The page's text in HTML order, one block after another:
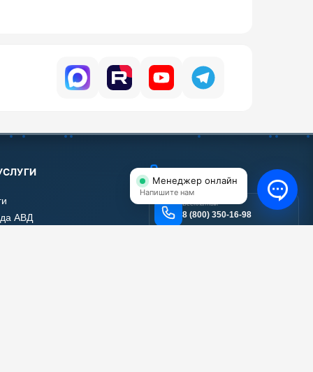
АВД
Бесплатный
8 (800) 350-16-98
Менеджер онлайн
Напишите нам